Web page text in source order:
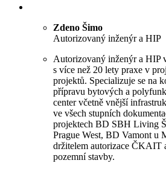
Zdeno Šimo
Autorizovaný inženýr a HIP
Autorizovaný inženýr a HIP
s více než 20 lety praxe v
projektů. Specializuje se na
přípravu bytových a
center včetně vnější
ve všech stupních
projektech BD SBH Living
Prague West, BD Vamont u
držitelem autorizace ČKAIT
pozemní stavby.